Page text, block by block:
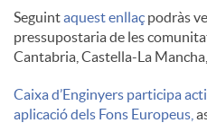
l
s
Seguintaquest enllaç podràs
pressupostaria de les
Cantabria, Castella-La
Caixa d’Enginyers participa
aplicació dels Fons Europeus,